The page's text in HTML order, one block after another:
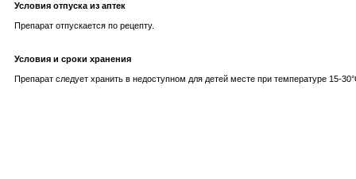
Условия отпуска из аптек
Препарат отпускается по рецепту.
Условия и сроки хранения
Препарат следует хранить в недоступном для детей месте при температуре 15-